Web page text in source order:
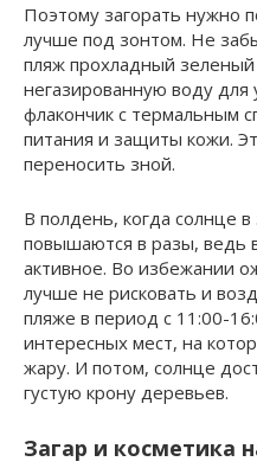
Поэтому загорать нужно
лучше под зонтом. Не
пляж прохладный
негазированную воду
флакончик с термальным
питания и защиты кожи.
переносить зной.
В полдень, когда солнце
повышаются в разы, ведь
активное. Во избежании
лучше не рисковать и
пляже в период с 11:00-
интересных мест, на
жару. И потом, солнце
густую крону деревьев.
Загар и косметика